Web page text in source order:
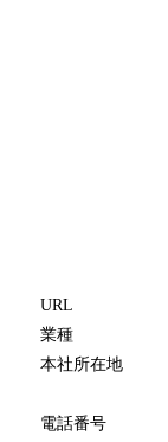
URL
業種
本社所在地
電話番号